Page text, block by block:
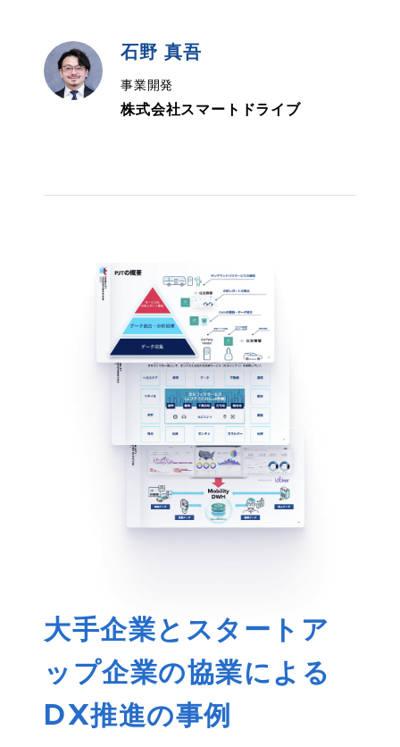
石野 真吾
事業開発
株式会社スマートドライブ
大手企業とスタートア
ップ企業の協業による
DX推進の事例